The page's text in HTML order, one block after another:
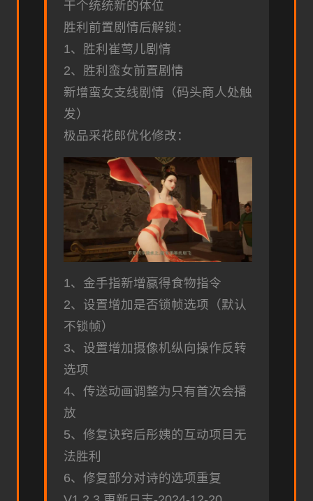
干个统统新的体位
胜利前置剧情后解锁：
1、胜利崔莺儿剧情
2、胜利蛮女前置剧情
新增蛮女支线剧情（码头商人处触
发）
极品采花郎优化修改：
1、金手指新增赢得食物指令
2、设置增加是否锁帧选项（默认
不锁帧）
3、设置增加摄像机纵向操作反转
选项
4、传送动画调整为只有首次会播
放
5、修复诀窍后彤姨的互动项目无
法胜利
6、修复部分对诗的选项重复